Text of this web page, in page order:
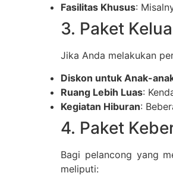
Fasilitas Khusus:
3. Paket
Jika Anda melakukan
Diskon untuk Anak-
Ruang Lebih Luas:
Kegiatan Hiburan:
4. Paket
Bagi pelancong yang
meliputi: